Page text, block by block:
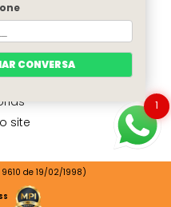
site
de 19/02/1998)
1
CONVERSA